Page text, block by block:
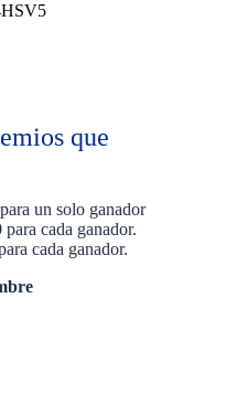
que
un solo ganador
cada ganador.
cada ganador.